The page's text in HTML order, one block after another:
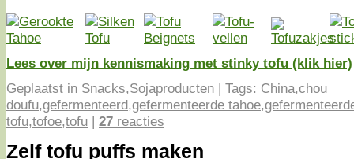
Lees over mijn kennismaking met stinky tofu (klik hier)
Geplaatst in Snacks,Sojaproducten | Tags: China,chou
doufu,gefermenteerd,gefermenteerde tahoe,
tofu,tofoe,tofu | 27 reacties
Zelf tofu puffs maken